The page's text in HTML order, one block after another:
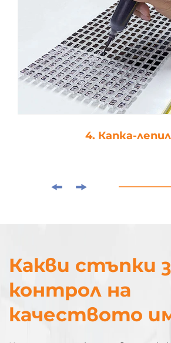
4. Капка-
Какви стъпки
контрол на
качеството